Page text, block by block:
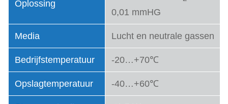
Oplossing
0,01 mmHG
Media Lucht en neutrale gassen
Bedrijfstemperatuur -20…+70℃
Opslagtemperatuur -40…+60℃